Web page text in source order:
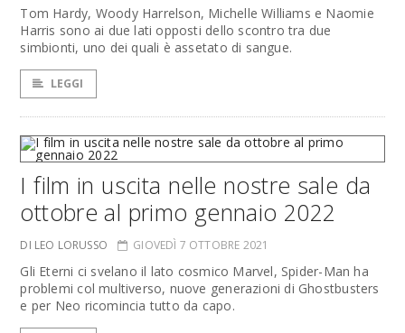
Tom Hardy, Woody Harrelson, Michelle Williams e Naomie
Harris sono ai due lati opposti dello scontro tra due
simbionti, uno dei quali è assetato di sangue.
LEGGI
I film in uscita nelle nostre sale da
ottobre al primo gennaio 2022
DI LEO LORUSSO GIOVEDÌ 7 OTTOBRE 2021
Gli Eterni ci svelano il lato cosmico Marvel, Spider-Man ha
problemi col multiverso, nuove generazioni di Ghostbusters
e per Neo ricomincia tutto da capo.